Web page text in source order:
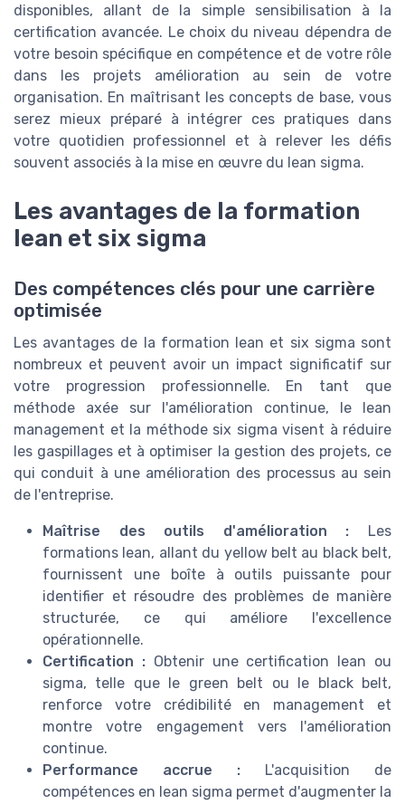
disponibles, allant de la simple sensibilisation à la
certification avancée. Le choix du niveau dépendra de
votre besoin spécifique en compétence et de votre rôle
dans les projets amélioration au sein de votre
organisation. En maîtrisant les concepts de base, vous
serez mieux préparé à intégrer ces pratiques dans
votre quotidien professionnel et à relever les défis
souvent associés à la mise en œuvre du lean sigma.
Les avantages de la formation
lean et six sigma
Des compétences clés pour une carrière
optimisée
Les avantages de la formation lean et six sigma sont
nombreux et peuvent avoir un impact significatif sur
votre progression professionnelle. En tant que
méthode axée sur l'amélioration continue, le lean
management et la méthode six sigma visent à réduire
les gaspillages et à optimiser la gestion des projets, ce
qui conduit à une amélioration des processus au sein
de l'entreprise.
Maîtrise des outils d'amélioration : Les
formations lean, allant du yellow belt au black belt,
fournissent une boîte à outils puissante pour
identifier et résoudre des problèmes de manière
structurée, ce qui améliore l'excellence
opérationnelle.
Certification :Obtenir une certification lean ou
sigma, telle que le green belt ou le black belt,
renforce votre crédibilité en management et
montre votre engagement vers l'amélioration
continue.
Performance accrue : L'acquisition de
compétences en lean sigma permet d'augmenter la